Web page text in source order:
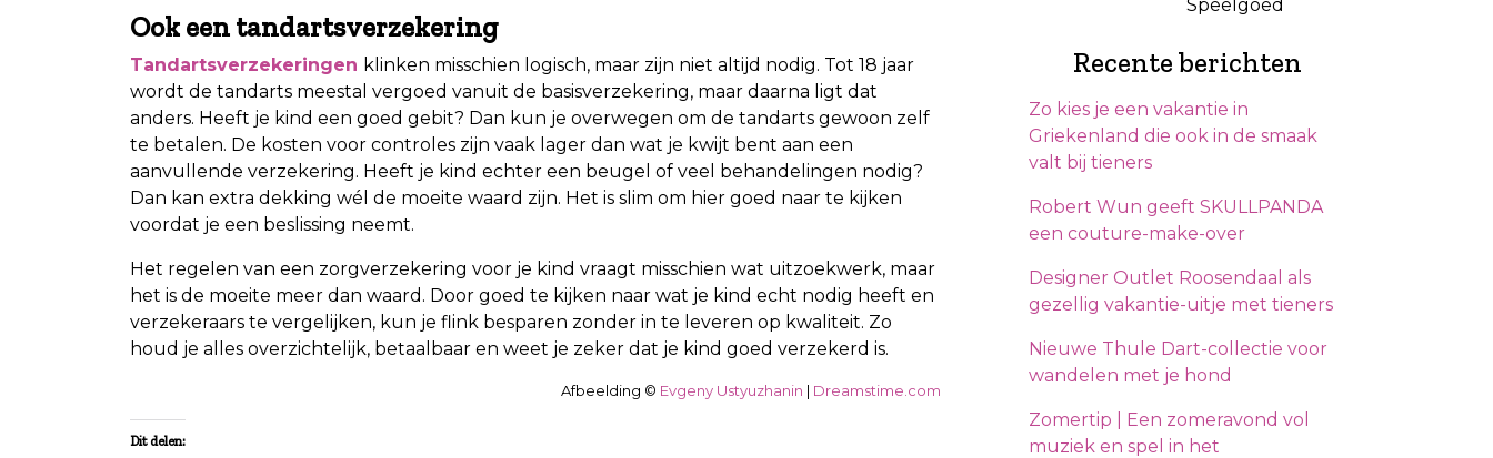
Ook een tandartsverzekering
Tandartsverzekeringen klinken misschien logisch, maar zijn niet altijd nodig. Tot 18 jaar
wordt de tandarts meestal vergoed vanuit de basisverzekering, maar daarna ligt dat
anders. Heeft je kind een goed gebit? Dan kun je overwegen om de tandarts gewoon zelf
te betalen. De kosten voor controles zijn vaak lager dan wat je kwijt bent aan een
aanvullende verzekering. Heeft je kind echter een beugel of veel behandelingen nodig?
Dan kan extra dekking wél de moeite waard zijn. Het is slim om hier goed naar te kijken
voordat je een beslissing neemt.
Het regelen van een zorgverzekering voor je kind vraagt misschien wat uitzoekwerk, maar
het is de moeite meer dan waard. Door goed te kijken naar wat je kind echt nodig heeft en
verzekeraars te vergelijken, kun je flink besparen zonder in te leveren op kwaliteit. Zo
houd je alles overzichtelijk, betaalbaar en weet je zeker dat je kind goed verzekerd is.
Afbeelding © Evgeny Ustyuzhanin | Dreamstime.com
Dit delen:
Recente berichten
Zo kies je een vakantie in
Griekenland die ook in de smaak
valt bij tieners
Robert Wun geeft SKULLPANDA
een couture-make-over
Designer Outlet Roosendaal als
gezellig vakantie-uitje met tieners
Nieuwe Thule Dart-collectie voor
wandelen met je hond
Zomertip | Een zomeravond vol
muziek en spel in het